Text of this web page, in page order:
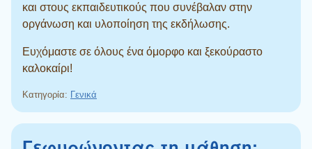
και στους εκπαιδευτικούς που συνέβαλαν στην
οργάνωση και υλοποίηση της εκδήλωσης.
Ευχόμαστε σε όλους ένα όμορφο και ξεκούραστο
καλοκαίρι!
Κατηγορία: Γενικά